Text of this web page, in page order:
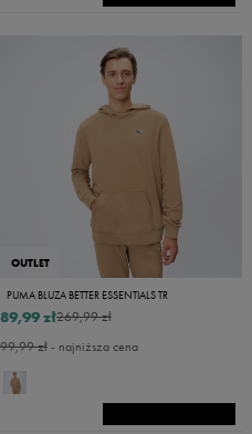
OUTLET
PUMA BLUZA BETTER ESSENTIALS TR
269,99 zł
89,99 zł
99,99 zł- najniższa cena